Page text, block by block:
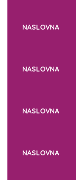
NASLOVNA
NASLOVNA
NASLOVNA
NASLOVNA